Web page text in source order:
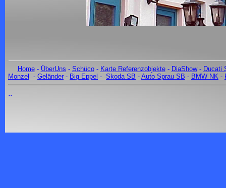
Home- ÜberUns - Schüco- Karte Referenzobjekte- DiaShow- Ducati
Monzel
- Geländer - Big Eppel - Skoda SB - Auto Sprau SB - BMW NK -
..